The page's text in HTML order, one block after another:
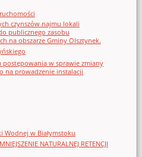
czynszów najmu lokali
publicznego zasobu
na obszarze Gminy Olsztynek.
postępowania w sprawie zmiany
na prowadzenie instalacji
Wodnej w Białymstoku
NATURALNEJ RETENCJI